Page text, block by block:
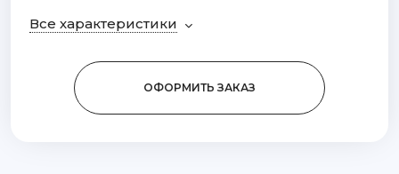
Все характеристики
ОФОРМИТЬ ЗАКАЗ